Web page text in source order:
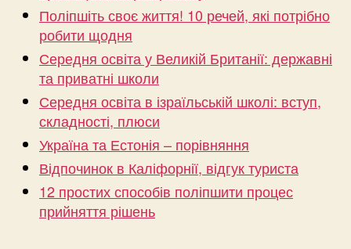
Поліпшіть своє життя! 10 речей, які потрібно
робити щодня
Середня освіта у Великій Британії: державні
та приватні школи
Середня освіта в ізраїльській школі: вступ,
складності, плюси
Україна та Естонія – порівняння
Відпочинок в Каліфорнії, відгук туриста
12 простих способів поліпшити процес
прийняття рішень